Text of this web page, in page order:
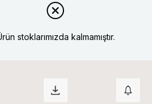
stoklarımızda kalmamıştır.